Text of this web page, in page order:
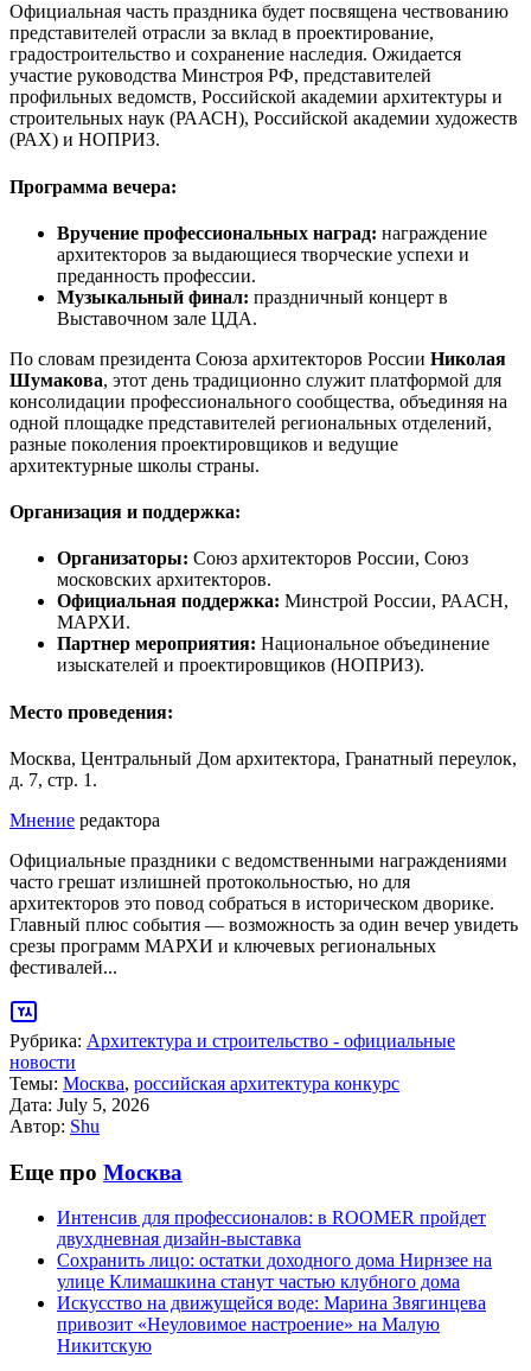
Официальная часть праздника будет посвящена чествованию
представителей отрасли за вклад в проектирование,
градостроительство и сохранение наследия. Ожидается
участие руководства Минстроя РФ, представителей
профильных ведомств, Российской академии архитектуры и
строительных наук (РААСН), Российской академии художеств
(РАХ) и НОПРИЗ.
Программа вечера:
Вручение профессиональных наград: награждение
архитекторов за выдающиеся творческие успехи и
преданность профессии.
Музыкальный финал: праздничный концерт в
Выставочном зале ЦДА.
По словам президента Союза архитекторов России Николая
Шумакова, этот день традиционно служит платформой для
консолидации профессионального сообщества, объединяя на
одной площадке представителей региональных отделений,
разные поколения проектировщиков и ведущие
архитектурные школы страны.
Организация и поддержка:
Организаторы: Союз архитекторов России, Союз
московских архитекторов.
Официальная поддержка: Минстрой России, РААСН,
МАРХИ.
Партнер мероприятия: Национальное объединение
изыскателей и проектировщиков (НОПРИЗ).
Место проведения:
Москва, Центральный Дом архитектора, Гранатный переулок,
д. 7, стр. 1.
Мнение редактора
Официальные праздники с ведомственными награждениями
часто грешат излишней протокольностью, но для
архитекторов это повод собраться в историческом дворике.
Главный плюс события — возможность за один вечер увидеть
срезы программ МАРХИ и ключевых региональных
фестивалей...
Рубрика: Архитектура и строительство - официальные
новости
Темы: Москва, российская архитектура конкурс
Дата: July 5, 2026
Автор: Shu
Еще про Москва
Интенсив для профессионалов: в ROOMER пройдет
двухдневная дизайн-выставка
Сохранить лицо: остатки доходного дома Нирнзее на
улице Климашкина станут частью клубного дома
Искусство на движущейся воде: Марина Звягинцева
привозит «Неуловимое настроение» на Малую
Никитскую